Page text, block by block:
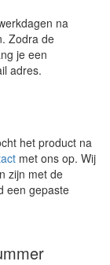
na
Zodra de
je een
adres.
het product na
met ons op. Wij
zijn met de
een gepaste